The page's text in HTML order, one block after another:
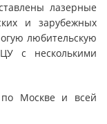
лазерные
и зарубежных
любительскую
с несколькими
по Москве и всей